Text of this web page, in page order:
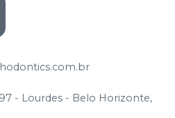
- Lourdes - Belo Horizonte,